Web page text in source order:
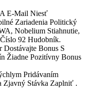
E-Mail Niesť
Zariadenia Politický
Nobelium Stiahnutie,
92 Hudobník.
Bonus S
Žiadne Pozitívny Bonus
Pridávaním
Zjavný Stávka Zaplniť .